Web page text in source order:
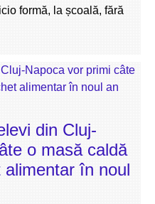
formă, la școală, fără
din Cluj-
o masă caldă
în noul